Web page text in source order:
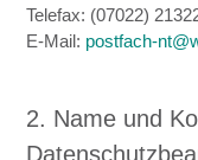
Telefax: (07022)
E-Mail: postfach-
2. Name und